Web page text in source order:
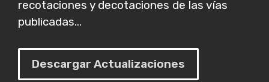
recotaciones y decotaciones de las vías
publicadas...
Descargar Actualizaciones